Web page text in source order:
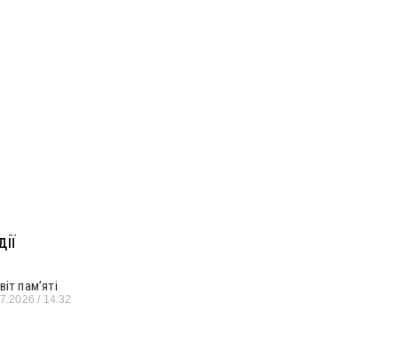
пам’яті
14:32